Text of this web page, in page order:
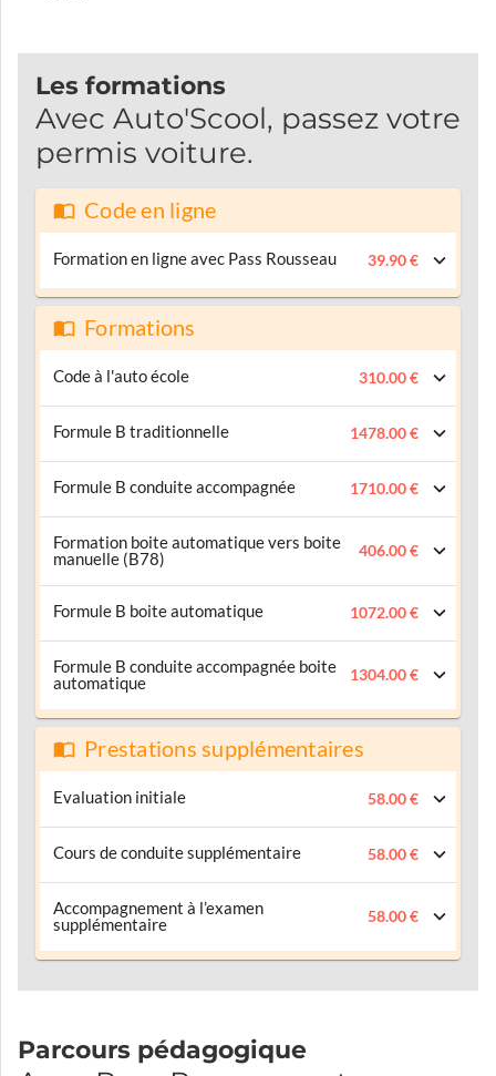
Les formations
Avec Auto'Scool, passez votre
permis voiture.
Code en ligne
Formation en ligne avec Pass Rousseau 39.90 €
Formations
Code à l'auto école 310.00 €
Formule B traditionnelle 1478.00 €
Formule B conduite accompagnée 1710.00 €
Formation boite automatique vers boite
manuelle (B78)
406.00 €
Formule B boite automatique 1072.00 €
Formule B conduite accompagnée boite
automatique
1304.00 €
Prestations supplémentaires
Evaluation initiale 58.00 €
Cours de conduite supplémentaire 58.00 €
Accompagnement à l’examen
supplémentaire
58.00 €
Parcours pédagogique